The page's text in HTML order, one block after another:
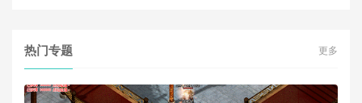
热门专题 更多